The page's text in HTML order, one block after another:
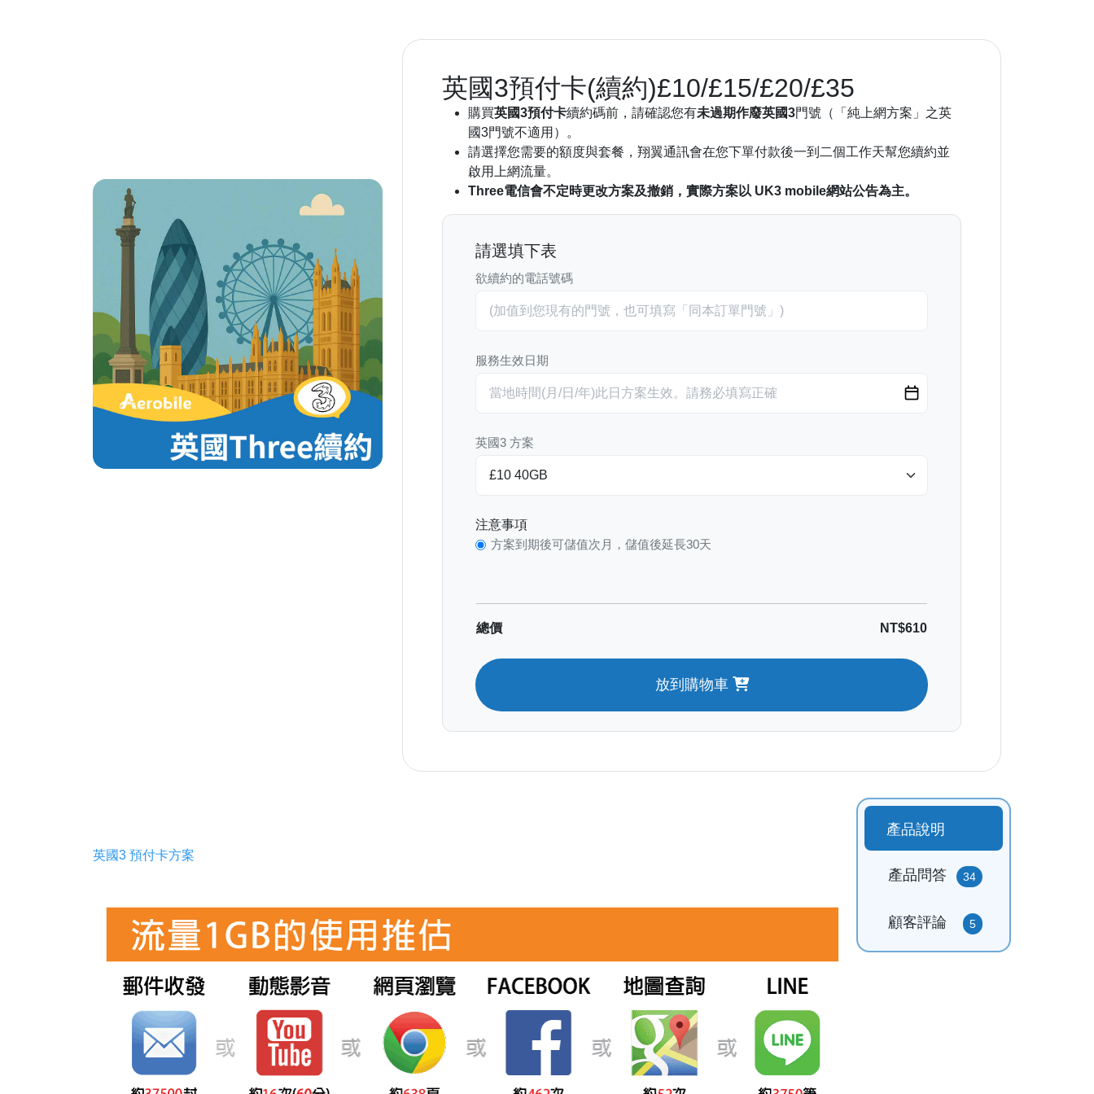
英國3預付卡(續約)£10/£15/£20/£35
購買英國3預付卡續約碼前，請確認您有未過期作廢英國3門號（「純上網方案」之英
國3門號不適用）。
請選擇您需要的額度與套餐，翔翼通訊會在您下單付款後一到二個工作天幫您續約並
啟用上網流量。
Three電信會不定時更改方案及撤銷，實際方案以 UK3 mobile網站公告為主。
請選填下表
欲續約的電話號碼
服務生效日期
英國3 方案
注意事項
方案到期後可儲值次月，儲值後延長30天
總價 NT$610
放到購物車
產品說明
產品問答 34
顧客評論 5
英國3 預付卡方案